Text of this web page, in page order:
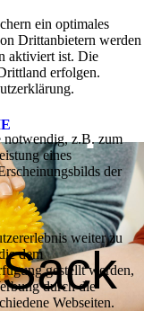
&
ein optimales
Drittanbietern werden
aktiviert ist. Die
erfolgen.
notwendig, z.B. zum
eines
der
weiter zu
dem
gestellt werden,
durch die
Webseiten.